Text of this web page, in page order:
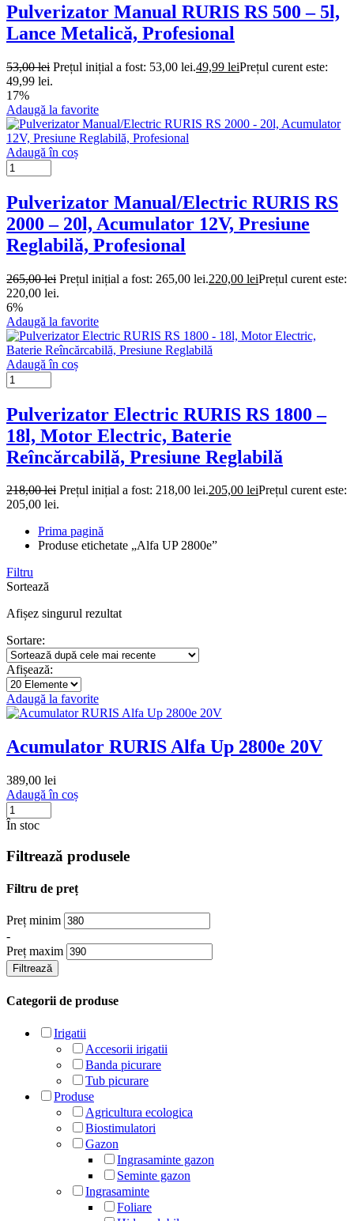
Pulverizator Manual RURIS RS 500 – 5l,
Lance Metalică, Profesional
53,00lei Prețul inițial a fost: 53,00 lei.49,99 leiPrețul curent este:
49,99 lei.
17%
Adaugă la favorite
Adaugă în coș
Pulverizator Manual/Electric RURIS RS
2000 – 20l, Acumulator 12V, Presiune
Reglabilă, Profesional
265,00lei Prețul inițial a fost: 265,00 lei.220,00 leiPrețul curent este:
220,00 lei.
6%
Adaugă la favorite
Adaugă în coș
Pulverizator Electric RURIS RS 1800 –
18l, Motor Electric, Baterie
Reîncărcabilă, Presiune Reglabilă
218,00lei Prețul inițial a fost: 218,00 lei.205,00 leiPrețul curent este:
205,00 lei.
Prima pagină
Produse etichetate „Alfa UP 2800e”
Filtru
Sortează
Afișez singurul rezultat
Sortare:
Afișează:
Adaugă la favorite
Acumulator RURIS Alfa Up 2800e 20V
389,00 lei
Adaugă în coș
În stoc
Filtrează produsele
Filtru de preț
Preț minim
-
Preț maxim
Filtrează
Categorii de produse
Irigatii
Accesorii irigatii
Banda picurare
Tub picurare
Produse
Agricultura ecologica
Biostimulatori
Gazon
Ingrasaminte gazon
Seminte gazon
Ingrasaminte
Foliare